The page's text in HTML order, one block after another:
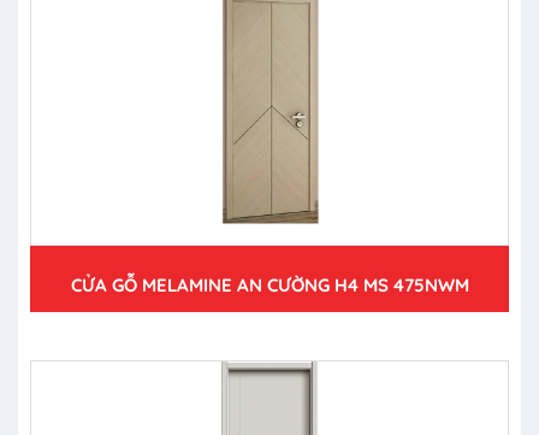
CỬA GỖ MELAMINE AN CƯỜNG H4 MS 475NWM